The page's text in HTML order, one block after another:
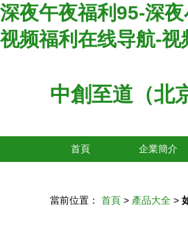
深夜午夜福利95-深
视频福利在线导航-
中創至道（北
首頁 企業簡介
當前位置： 首頁 > 產品大全 >